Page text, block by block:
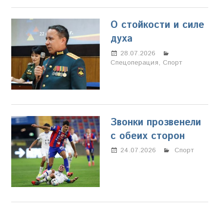
О стойкости и силе
духа
28.07.2026
Щербакова
Спецоперация, Спорт
Звонки прозвенели
с обеих сторон
24.07.2026
Марина
Спорт